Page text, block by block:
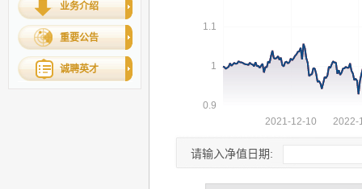
业务介绍
重要公告
诚聘英才
请输入净值日期: